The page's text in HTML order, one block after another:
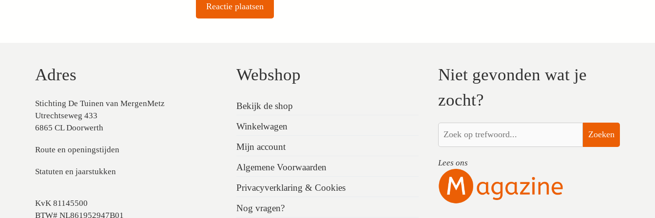
Adres
Stichting De Tuinen van MergenMetz
Utrechtseweg 433
6865 CL Doorwerth
Route en openingstijden
Statuten en jaarstukken
KvK 81145500
BTW# NL861952947B01
Webshop
Bekijk de shop
Winkelwagen
Mijn account
Algemene Voorwaarden
Privacyverklaring & Cookies
Nog vragen?
Niet gevonden wat je
zocht?
Zoeken
Lees ons